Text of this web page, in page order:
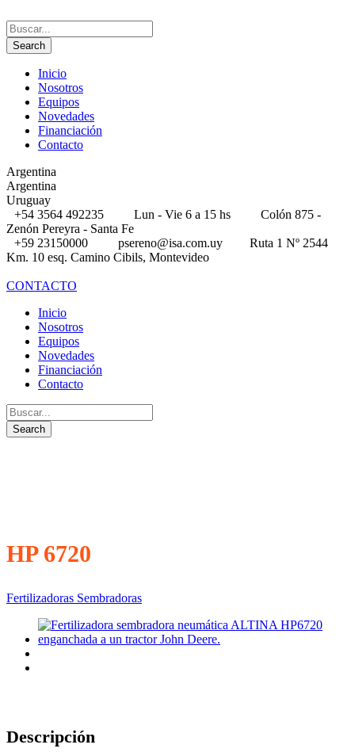
Inicio
Nosotros
Equipos
Novedades
Financiación
Contacto
Argentina
Argentina
Uruguay
+54 3564 492235
Lun - Vie 6 a 15 hs
Colón 875 -
Zenón Pereyra - Santa Fe
+59 23150000
psereno@isa.com.uy
Ruta 1 Nº 2544
Km. 10 esq. Camino Cibils, Montevideo
CONTACTO
Inicio
Nosotros
Equipos
Novedades
Financiación
Contacto
HP 6720
Fertilizadoras Sembradoras
Descripción